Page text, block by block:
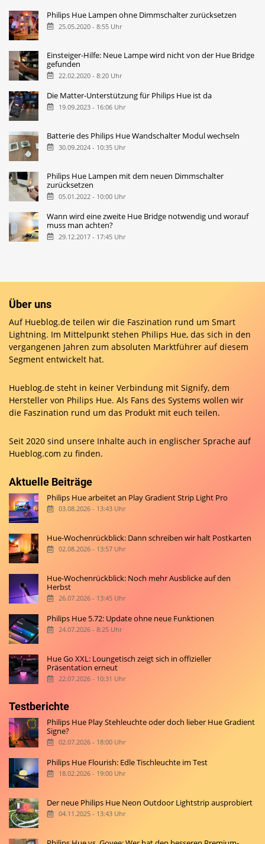
Philips Hue Lampen ohne Dimmschalter zurücksetzen
25.05.2020 - 8:55 Uhr
Einsteiger-Hilfe: Neue Lampe wird nicht von der Hue Bridge
gefunden
22.02.2020 - 8:20 Uhr
Die Matter-Unterstützung für Philips Hue ist da
19.09.2023 - 16:06 Uhr
Batterie des Philips Hue Wandschalter Modul wechseln
30.09.2024 - 10:35 Uhr
Philips Hue Lampen mit dem neuen Dimmschalter
zurücksetzen
05.01.2022 - 10:00 Uhr
Wann wird eine zweite Hue Bridge notwendig und worauf
muss man achten?
29.12.2017 - 17:45 Uhr
Über uns
Auf Hueblog.de teilen wir die Faszination rund um Smart
Lightning. Im Mittelpunkt stehen Philips Hue, das sich in den
vergangenen Jahren zum absoluten Marktführer auf diesem
Segment entwickelt hat.
Hueblog.de steht in keiner Verbindung mit Signify, dem
Hersteller von Philips Hue. Als Fans des Systems wollen wir
die Faszination rund um das Produkt mit euch teilen.
Seit 2020 sind unsere Inhalte auch in englischer Sprache auf
Hueblog.com zu finden.
Aktuelle Beiträge
Philips Hue arbeitet an Play Gradient Strip Light Pro
03.08.2026 - 13:43 Uhr
Hue-Wochenrückblick: Dann schreiben wir halt Postkarten
02.08.2026 - 13:57 Uhr
Hue-Wochenrückblick: Noch mehr Ausblicke auf den
Herbst
26.07.2026 - 13:45 Uhr
Philips Hue 5.72: Update ohne neue Funktionen
24.07.2026 - 8:25 Uhr
Hue Go XXL: Loungetisch zeigt sich in offizieller
Präsentation erneut
22.07.2026 - 10:31 Uhr
Testberichte
Philips Hue Play Stehleuchte oder doch lieber Hue Gradient
Signe?
02.07.2026 - 18:00 Uhr
Philips Hue Flourish: Edle Tischleuchte im Test
18.02.2026 - 19:00 Uhr
Der neue Philips Hue Neon Outdoor Lightstrip ausprobiert
04.11.2025 - 13:43 Uhr